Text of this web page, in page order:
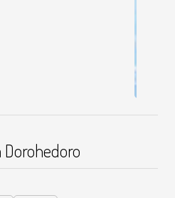
Dorohedoro